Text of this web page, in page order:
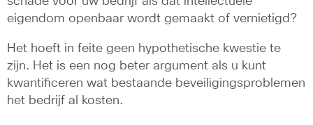
eigendom openbaar wordt gemaakt of vernietigd?
Het hoeft in feite geen hypothetische kwestie te
zijn. Het is een nog beter argument als u kunt
kwantificeren wat bestaande beveiligingsproblemen
het bedrijf al kosten.